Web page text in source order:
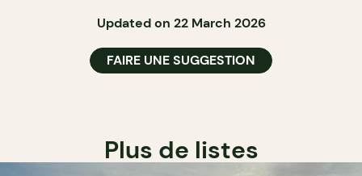
Updated on 22 March 2026
FAIRE UNE SUGGESTION
Plus de listes